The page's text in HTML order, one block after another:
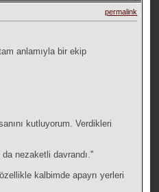
permalink
anlamıyla bir ekip
kutluyorum. Verdikleri
nezaketli davrandı.''
kalbimde apayrı yerleri